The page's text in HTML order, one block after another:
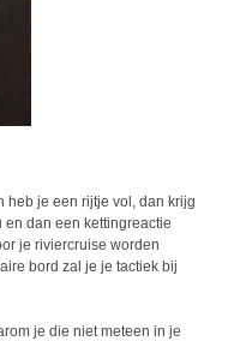
heb je een rijtje vol, dan krijg
dan een kettingreactie
je riviercruise worden
bord zal je je tactiek bij
je die niet meteen in je